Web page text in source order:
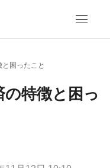
困ったこと
特徴と困っ